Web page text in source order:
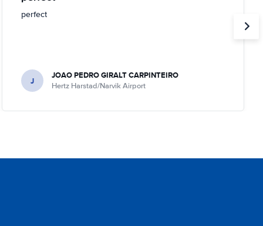
perfect
J JOAO PEDRO GIRALT CARPINTEIRO
Hertz Harstad/Narvik Airport